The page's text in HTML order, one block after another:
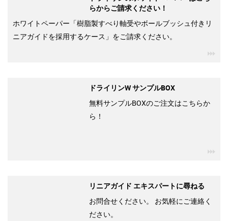
らからご請求ください！
ホワイトペーパー「樹脂製すべり軸受やボールブッシュ付きリ
ニアガイドを採用するケース」をご請求ください。
ドライリンW サンプルBOX
無料サンプルBOXのご注文はこちらか
ら！
リニアガイド エキスパートに尋ねる
お問合せください。 お気軽にご連絡く
ださい。